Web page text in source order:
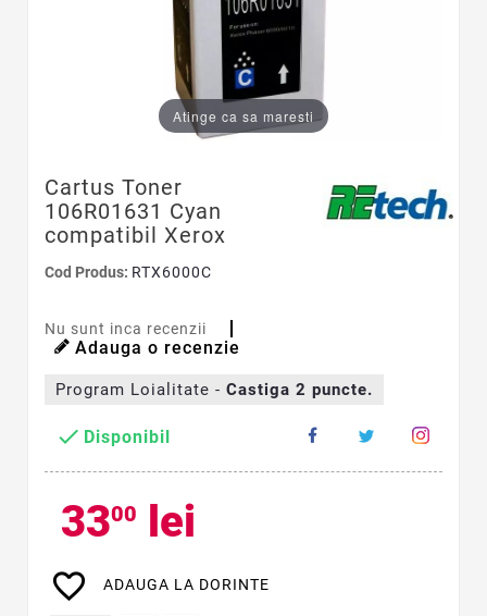
Atinge ca sa maresti
Cartus Toner
106R01631 Cyan
compatibil Xerox
Cod Produs: RTX6000C
Nu sunt inca recenzii
Adauga o recenzie
Program Loialitate - Castiga 2 puncte.
 Disponibil
3300 lei
favorite_border ADAUGA LA DORINTE